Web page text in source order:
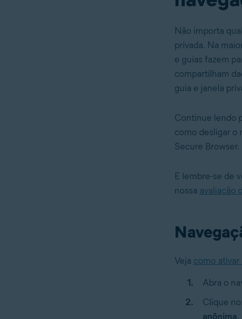
Não importa qual
privada. Na
e guias fazem
compartilham
guia e janela
Continue lendo
como desligar o
Secure Browser.
E lembre-se de
nossa avaliação
Veja como
Abra o
Clique
anônima.